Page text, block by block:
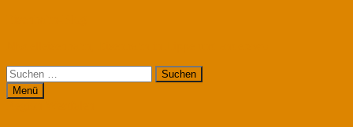
Suchen
nach:
Menü